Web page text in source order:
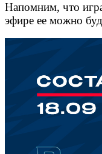
Напомним, что
эфире ее можно